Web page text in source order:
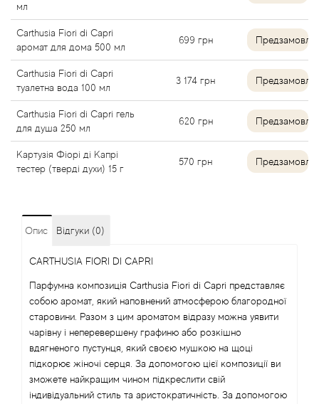
мл
Carthusia Fiori di Capri
аромат для дома 500 мл
699 грн
Carthusia Fiori di Capri
туалетна вода 100 мл
3 174 грн
Carthusia Fiori di Capri гель
для душа 250 мл
620 грн
Картузія Фіорі ді Капрі
тестер (тверді духи) 15 г
570 грн
Опис Відгуки (0)
CARTHUSIA FIORI DI CAPRI
Парфумна композиція Carthusia Fiori di Capri представляє
собою аромат, який наповнений атмосферою благородної
старовини. Разом з цим ароматом відразу можна уявити
чарівну і неперевершену графиню або розкішно
вдягненого пустунця, який своєю мушкою на щоці
підкорює жіночі серця. За допомогою цієї композиції ви
зможете найкращим чином підкреслити свій
індивідуальний стиль та аристократичність. За допомогою
Alexander McQueen
Alexandre Barthet
Alexandre J
Alfred Dunhill
Alyson Oldoini
Amouage
Amouroud
Andre L'Arom
Angel Schlesser